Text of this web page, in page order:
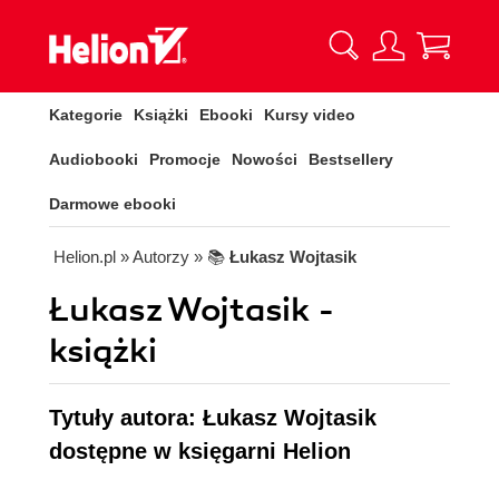
Kategorie Książki Ebooki Kursy video
Audiobooki Promocje Nowości Bestsellery
Darmowe ebooki
Helion.pl » Autorzy » 📚 Łukasz Wojtasik
Łukasz Wojtasik -
książki
Tytuły autora: Łukasz Wojtasik
dostępne w księgarni Helion